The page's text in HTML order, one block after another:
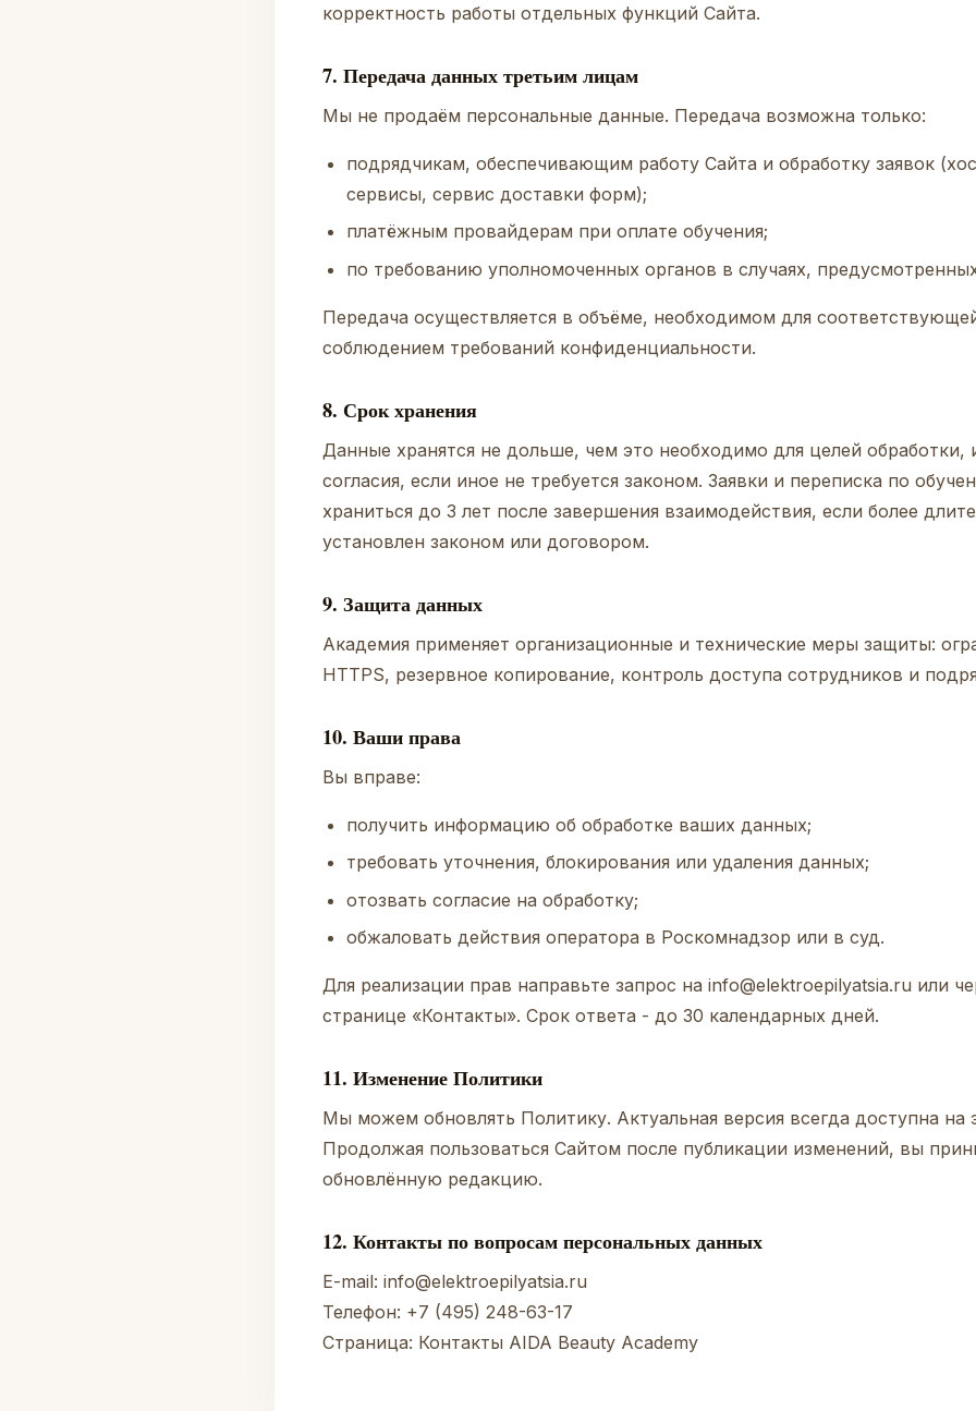
корректность работы отдельных функций Сайта.
7. Передача данных третьим лицам
Мы не продаём персональные данные. Передача возможна только:
подрядчикам, обеспечивающим работу Сайта и обработку заявок
сервисы, сервис доставки форм);
платёжным провайдерам при оплате обучения;
по требованию уполномоченных органов в случаях,
Передача осуществляется в объёме, необходимом для
соблюдением требований конфиденциальности.
8. Срок хранения
Данные хранятся не дольше, чем это необходимо для целей обработки,
согласия, если иное не требуется законом. Заявки и переписка по
храниться до 3 лет после завершения взаимодействия, если более
установлен законом или договором.
9. Защита данных
Академия применяет организационные и технические меры защиты:
HTTPS, резервное копирование, контроль доступа сотрудников и
10. Ваши права
Вы вправе:
получить информацию об обработке ваших данных;
требовать уточнения, блокирования или удаления данных;
отозвать согласие на обработку;
обжаловать действия оператора в Роскомнадзор или в суд.
Для реализации прав направьте запрос на info@elektroepilyatsia.ru или
странице «Контакты». Срок ответа - до 30 календарных дней.
11. Изменение Политики
Мы можем обновлять Политику. Актуальная версия всегда доступна на
Продолжая пользоваться Сайтом после публикации изменений, вы
обновлённую редакцию.
12. Контакты по вопросам персональных данных
E-mail: info@elektroepilyatsia.ru
Телефон: +7 (495) 248-63-17
Страница: Контакты AIDA Beauty Academy